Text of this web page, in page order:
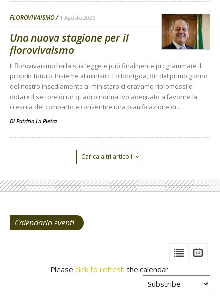
FLOROVIVAISMO 1 Agosto 2026
Una nuova stagione per il
florovivaismo
Il florovivaismo ha la sua legge e può finalmente programmare il
proprio futuro. Insieme al ministro Lollobrigida, fin dal primo giorno
del nostro insediamento al ministero ci eravamo ripromessi di
dotare il settore di un quadro normativo adeguato a favorire la
crescita del comparto e consentire una pianificazione di...
Di Patrizio La Pietra -
Carica altri articoli
Calendario eventi
View
Please click to refresh the calendar.